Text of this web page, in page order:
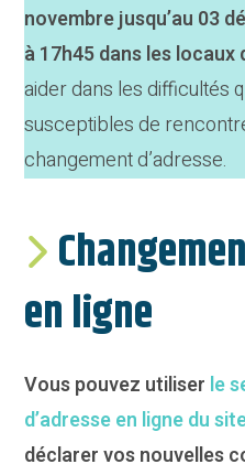
novembre jusqu’au 03
à 17h45dans les locaux
aider dans les difficultés
susceptibles de
changement d’adresse.
en ligne
Vous pouvez utiliser le
d’adresse en ligne du
déclarer vos nouvelles